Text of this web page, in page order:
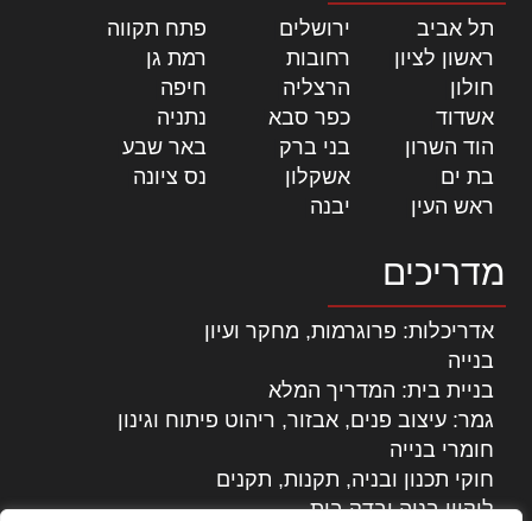
תל אביב ירושלים פתח תקווה
ראשון לציון
רחובות רמת גן
חולון
הרצליה חיפה
אשדוד
כפר סבא נתניה
הוד השרון
בני ברק באר שבע
בת ים
אשקלון נס ציונה
ראש העין
יבנה
מדריכים
אדריכלות: פרוגרמות, מחקר ועיון
בנייה
בניית בית: המדריך המלא
גמר: עיצוב פנים, אבזור, ריהוט פיתוח וגינון
חומרי בנייה
חוקי תכנון ובניה, תקנות, תקנים
ליקויי בניה ובדק בית